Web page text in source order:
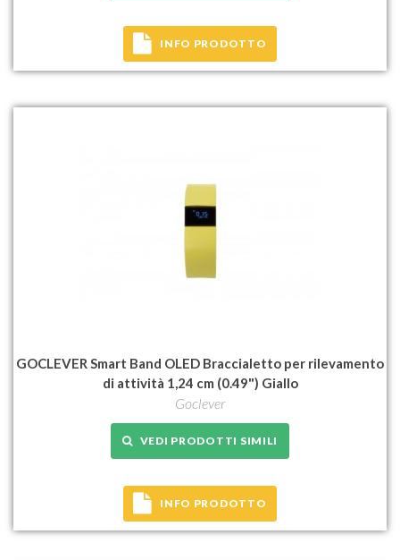
INFO PRODOTTO
GOCLEVER Smart Band OLED Braccialetto per rilevamento
di attività 1,24 cm (0.49") Giallo
Goclever
VEDI PRODOTTI SIMILI
INFO PRODOTTO